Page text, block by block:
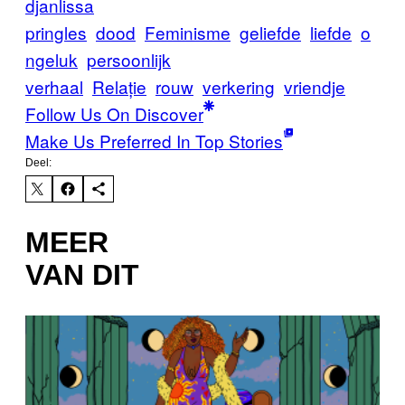
pringles dood Feminisme geliefde liefde o
ngeluk persoonlijk
verhaal Relație rouw verkering vriendje
Follow Us On Discover
Make Us Preferred In Top Stories
Deel:
MEER
VAN DIT